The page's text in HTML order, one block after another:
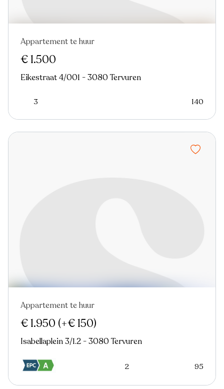
Appartement te huur
€ 1.500
Eikestraat 4/001 - 3080 Tervuren
3 140
Virtual tour
Appartement te huur
€ 1.950 (+€ 150)
Isabellaplein 3/1.2 - 3080 Tervuren
2 95